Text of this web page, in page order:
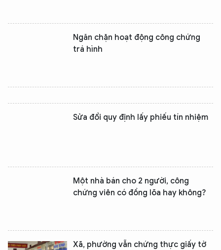
Ngăn chặn hoạt động công chứng
trá hình
Sửa đổi quy định lấy phiếu tín nhiệm
Một nhà bán cho 2 người, công
chứng viên có đồng lõa hay không?
Xã, phường vẫn chứng thực giấy tờ